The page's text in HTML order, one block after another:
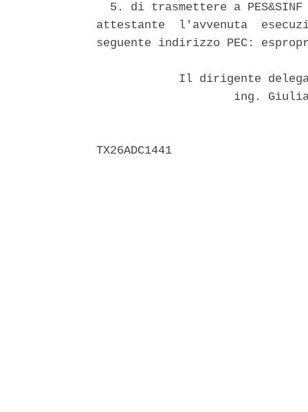
5. di trasmettere a
attestante  l'avvenuta
seguente indirizzo PEC:
Il dirigente
ing.